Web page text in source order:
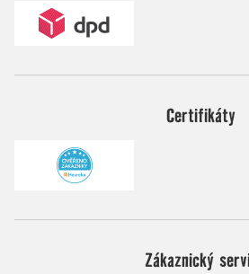
Certifikáty
Zákaznický